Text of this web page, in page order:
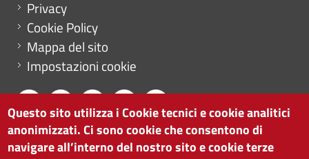
Privacy
Cookie Policy
Mappa del sito
Impostazioni cookie
CAMERA DI COMMERCIO DI BOLZANO
Questo sito utilizza i Cookie tecnici e cookie analitici
anonimizzati. Ci sono cookie che consentono di
navigare all’interno del nostro sito e cookie terze